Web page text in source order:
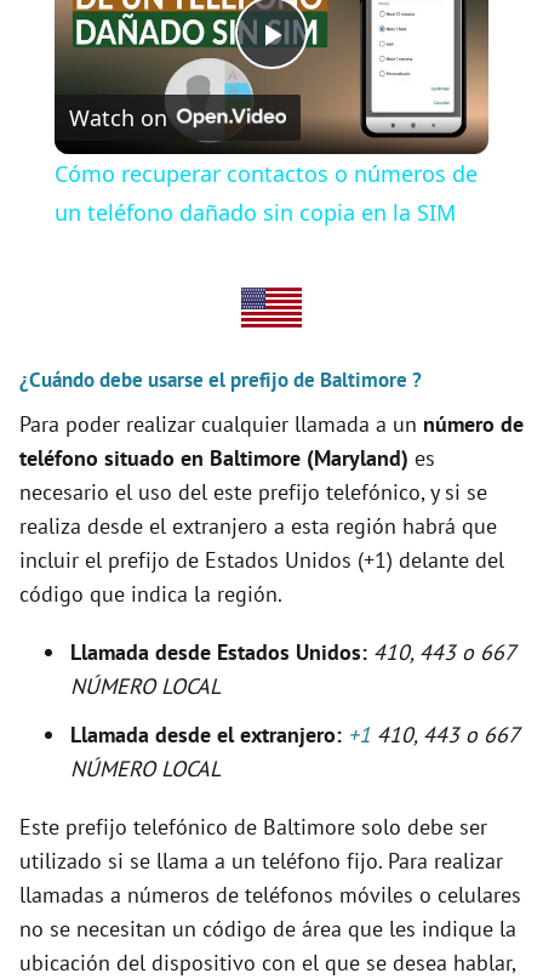
P
l
a
y
i
d
e
o
Watch on
Cómo recuperar contactos o números de
un teléfono dañado sin copia en la SIM
¿Cuándo debe usarse el prefijo de Baltimore ?
Para poder realizar cualquier llamada a un número de
teléfono situado en Baltimore (Maryland) es
necesario el uso del este prefijo telefónico, y si se
realiza desde el extranjero a esta región habrá que
incluir el prefijo de Estados Unidos (+1) delante del
código que indica la región.
Llamada desde Estados Unidos: 410, 443 o 667
NÚMERO LOCAL
Llamada desde el extranjero: +1 410, 443 o 667
NÚMERO LOCAL
Este prefijo telefónico de Baltimore solo debe ser
utilizado si se llama a un teléfono fijo. Para realizar
llamadas a números de teléfonos móviles o celulares
no se necesitan un código de área que les indique la
ubicación del dispositivo con el que se desea hablar,